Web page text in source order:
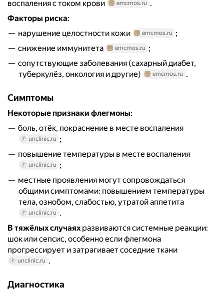
воспаления с током крови emcmos.ru .
Факторы риска:
нарушение целостности кожи
emcmos.ru ;
снижение иммунитета
emcmos.ru ;
сопутствующие заболевания (сахарный диабет,
туберкулёз, онкология и другие)
emcmos.ru .
Симптомы
Некоторые признаки флегмоны:
боль, отёк, покраснение в месте воспаления
unclinic.ru ;
повышение температуры в месте воспаления
unclinic.ru ;
местные проявления могут сопровождаться
общими симптомами: повышением температуры
тела, ознобом, слабостью, утратой аппетита
unclinic.ru .
В тяжёлых случаях развиваются системные реакции:
шок или сепсис, особенно если флегмона
прогрессирует и затрагивает соседние ткани
unclinic.ru .
Диагностика